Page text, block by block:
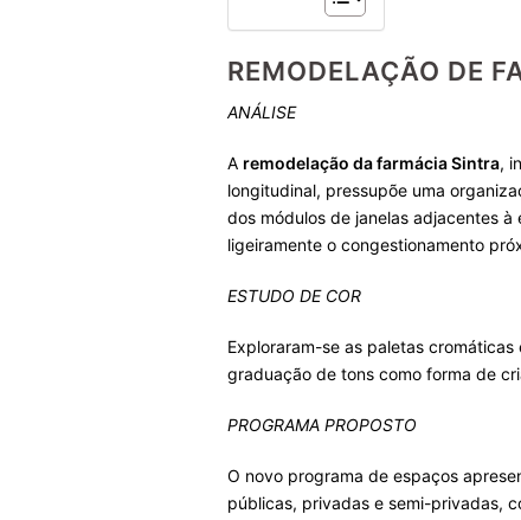
REMODELAÇÃO DE
ANÁLISE
A remodelação da farmácia Sintra,
longitudinal, pressupõe uma
dos módulos de janelas adjacentes
ligeiramente o congestionamento
ESTUDO DE COR
Exploraram-se as paletas
graduação de tons como forma de
PROGRAMA PROPOSTO
O novo programa de espaços
públicas, privadas e semi-privadas,